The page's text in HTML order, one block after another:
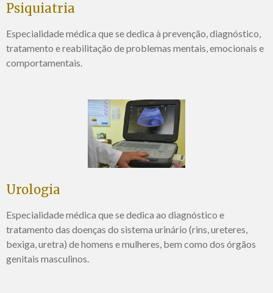
Psiquiatria
Especialidade médica que se dedica à prevenção, diagnóstico,
tratamento e reabilitação de problemas mentais, emocionais e
comportamentais.
Urologia
Especialidade médica que se dedica ao diagnóstico e
tratamento das doenças do sistema urinário (rins, ureteres,
bexiga, uretra) de homens e mulheres, bem como dos órgãos
genitais masculinos.